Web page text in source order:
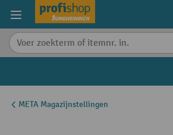
content
META Magazijnstellingen